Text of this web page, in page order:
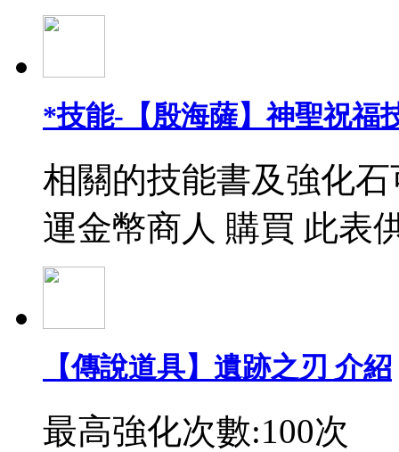
*技能-【殷海薩】神聖祝福
相關的技能書及強化
運金幣商人 購買 此表
【傳說道具】遺跡之刃 介紹
最高強化次數:100次